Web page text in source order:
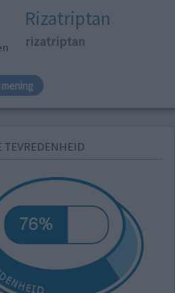
Rizatriptan
rizatriptan
TEVREDENHEID